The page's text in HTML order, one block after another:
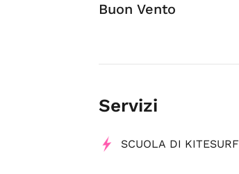
Buon Vento
Servizi
SCUOLA DI KITESURF